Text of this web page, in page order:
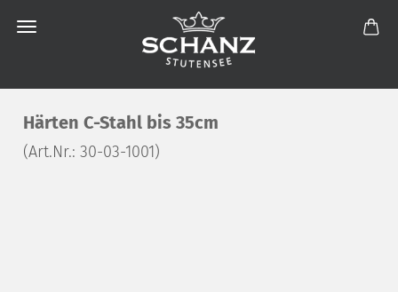
Härten C-Stahl bis 35cm
(Art.Nr.:30-03-1001)